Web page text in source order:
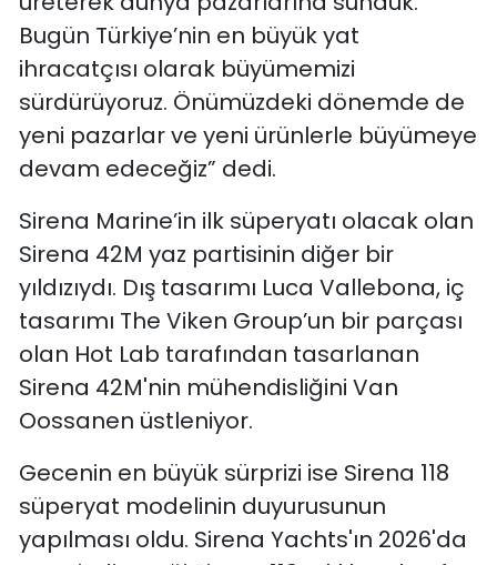
Bugün Türkiye’nin en büyük yat
ihracatçısı olarak büyümemizi
sürdürüyoruz. Önümüzdeki dönemde de
yeni pazarlar ve yeni ürünlerle büyümeye
devam edeceğiz” dedi.
Sirena Marine’in ilk süperyatı olacak olan
Sirena 42M yaz partisinin diğer bir
yıldızıydı. Dış tasarımı Luca Vallebona, iç
tasarımı The Viken Group’un bir parçası
olan Hot Lab tarafından tasarlanan
Sirena 42M'nin mühendisliğini Van
Oossanen üstleniyor.
Gecenin en büyük sürprizi ise Sirena 118
süperyat modelinin duyurusunun
yapılması oldu. Sirena Yachts'ın 2026'da